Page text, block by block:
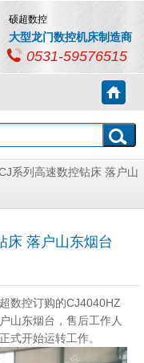
硕超数控
大型龙门数控机床制造商
0531-59576515
系列高速数控钻床 落户山
床 落户山东烟台
数控订购的CJ4040HZ
山东烟台，售后工作人
式开始运转工作。